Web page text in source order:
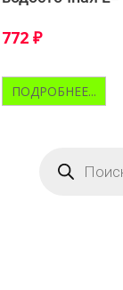
772 ₽
ПОДРОБНЕЕ...
товаров